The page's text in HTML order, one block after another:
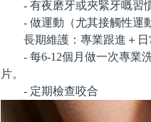
- 有夜磨牙或夾緊牙嘅習慣
- 做運動（尤其接觸性運動
長期維護：專業跟進＋日
- 每6-12個月做一次專業洗
片。
- 定期檢查咬合